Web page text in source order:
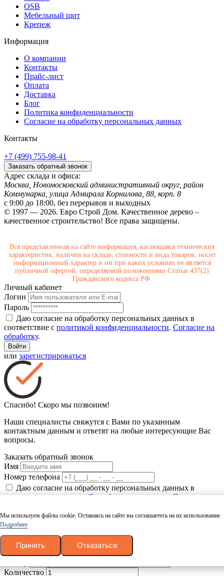
OSB
Мебельный щит
Крепеж
Информация
О компании
Контакты
Прайс-лист
Оплата
Доставка
Блог
Политика конфиденциальности
Согласие на обработку персональных данных
Контакты
+7 (499) 755-98-41
Заказать обратный звонок
Адрес склада и офиса:
Москва, Новомосковский административный округ, район
Коммунарка, улица Адмирала Корнилова, 88, корп. 8
с 9:00 до 18:00, без перерывов и выходных
© 1997 — 2026. Евро Строй Дом. Качественное дерево –
качественное строительство! Все права защищены.
Вся представленная на сайте информация, касающаяся технических
характеристик, наличия на складе, стоимости и вида товаров, носит
информационный характер и ни при каких условиях не является
публичной офертой, определяемой положениями Статьи 437(2)
Гражданского кодекса РФ.
Личный кабинет
Логин
Пароль
Даю согласие на обработку персональных данных в
соответствие с политикой конфиденциальности. Согласие на
обработку.
или зарегистрироваться
Спасибо! Скоро мы позвоним!
Наши специалисты свяжутся с Вами по указанным
контактным данным и ответят на любые интересующие Вас
вопросы.
Заказать обратный звонок
Имя
Номер телефона
Даю согласие на обработку персональных данных в
соответствие сполитикой конфиденциальности.Согласие на
Заказать звонок
Калькулятор пиломатериалов
Древесина
Количество
Мы используем файлы cookie. Оставаясь на сайте вы соглашаетесь на их использование.
Подробнее
Принять Отказаться